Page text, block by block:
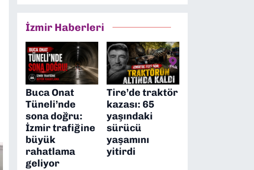
İzmir Haberleri
Buca Onat
Tüneli’nde
sona doğru:
İzmir trafiğine
büyük
rahatlama
geliyor
Tire’de traktör
kazası: 65
yaşındaki
sürücü
yaşamını
yitirdi